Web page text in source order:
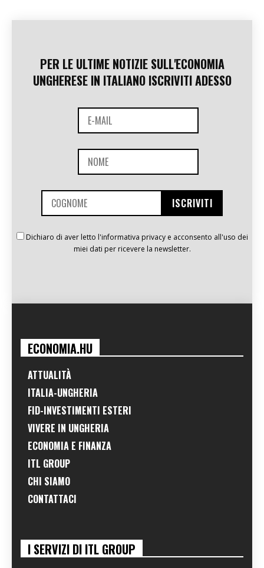
PER LE ULTIME NOTIZIE SULL'ECONOMIA
UNGHERESE IN ITALIANO ISCRIVITI ADESSO
Dichiaro di aver letto l'informativa privacy e acconsento all'uso dei
miei dati per ricevere la newsletter.
ECONOMIA.HU
ATTUALITÀ
ITALIA-UNGHERIA
FID-INVESTIMENTI ESTERI
VIVERE IN UNGHERIA
ECONOMIA E FINANZA
ITL GROUP
CHI SIAMO
CONTATTACI
I SERVIZI DI ITL GROUP